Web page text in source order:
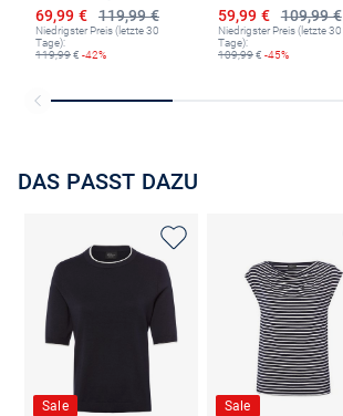
119,99 €
Ermäßigter Preis
69,99 €
Niedrigster Preis (letzte 30
Tage):
119,99€ -42%
109,99 €
Ermäßigter Preis
59,99 €
Niedrigster Preis (letzte 30
Tage):
109,99€ -45%
DAS PASST DAZU
Sale Sale